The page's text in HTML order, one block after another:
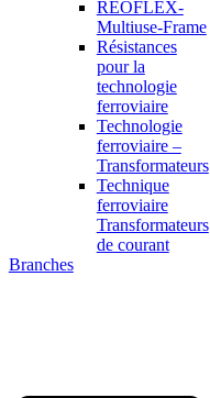
REOFLEX-
Multiuse-Frame
Résistances
pour la
technologie
ferroviaire
Technologie
ferroviaire –
Transformateurs
Technique
ferroviaire
Transformateurs
de courant
Branches